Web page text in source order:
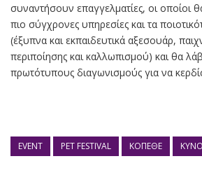
συναντήσουν επαγγελματίες, οι οποίοι
πιο σύγχρονες υπηρεσίες και τα
(έξυπνα και εκπαιδευτικά αξεσουάρ,
περιποίησης και καλλωπισμού) και θα
πρωτότυπους διαγωνισμούς για να
EVENT PET FESTIVAL ΚΟΠΕΘΕ